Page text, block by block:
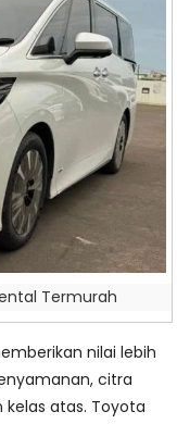
Termurah
nilai lebih
citra
atas. Toyota